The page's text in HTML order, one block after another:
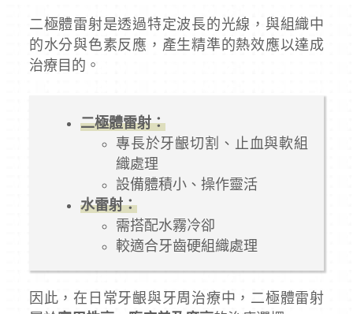
二極體雷射是透過特定波長的光線，與組織中
的水分與色素反應，產生精準的熱效應以達成
治療目的。
二極體雷射：
專長於牙齦切割、止血與軟組
織處理
設備體積小、操作靈活
水雷射：
需搭配水霧冷卻
較適合牙齒硬組織處理
因此，在日常牙齦與牙周治療中，二極體雷射